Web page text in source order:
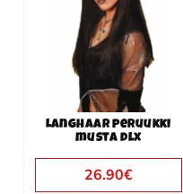
Langhaar peruukki
musta dlx
26.90€